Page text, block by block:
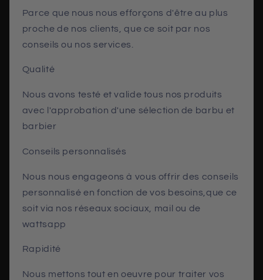
Parce que nous nous efforçons d'être au plus
proche de nos clients, que ce soit par nos
conseils ou nos services.
Qualité
Nous avons testé et valide tous nos produits
avec l'approbation d'une sélection de barbu et
barbier
Conseils personnalisés
Nous nous engageons à vous offrir des conseils
personnalisé en fonction de vos besoins,que ce
soit via nos réseaux sociaux, mail ou de
wattsapp
Rapidité
Nous mettons tout en oeuvre pour traiter vos